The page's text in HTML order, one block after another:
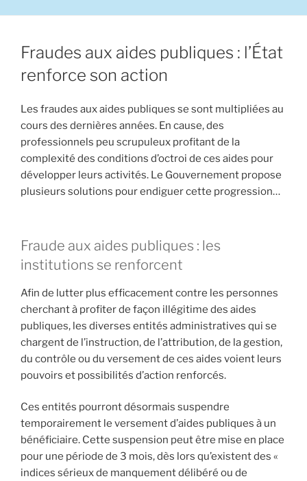
Fraudes aux aides publiques : l’État
renforce son action
Les fraudes aux aides publiques se sont multipliées au
cours des dernières années. En cause, des
professionnels peu scrupuleux profitant de la
complexité des conditions d’octroi de ces aides pour
développer leurs activités. Le Gouvernement propose
plusieurs solutions pour endiguer cette progression…
Fraude aux aides publiques : les
institutions se renforcent
Afin de lutter plus efficacement contre les personnes
cherchant à profiter de façon illégitime des aides
publiques, les diverses entités administratives qui se
chargent de l’instruction, de l’attribution, de la gestion,
du contrôle ou du versement de ces aides voient leurs
pouvoirs et possibilités d’action renforcés.
Ces entités pourront désormais suspendre
temporairement le versement d’aides publiques à un
bénéficiaire. Cette suspension peut être mise en place
pour une période de 3 mois, dès lors qu’existent des «
indices sérieux de manquement délibéré ou de